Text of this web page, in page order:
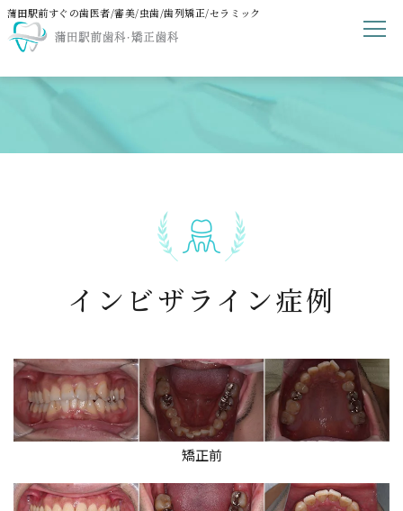
インビザライン症例
矯正前
蒲田駅前すぐの歯医者/審美/虫歯/歯列矯正/セラミック